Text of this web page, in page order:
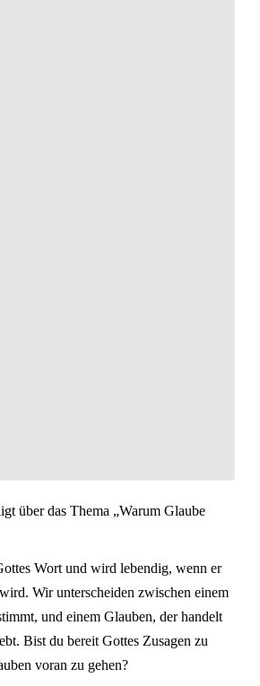
über das Thema „Warum Glaube
Wort und wird lebendig, wenn er
Wir unterscheiden zwischen einem
und einem Glauben, der handelt
Bist du bereit Gottes Zusagen zu
voran zu gehen?